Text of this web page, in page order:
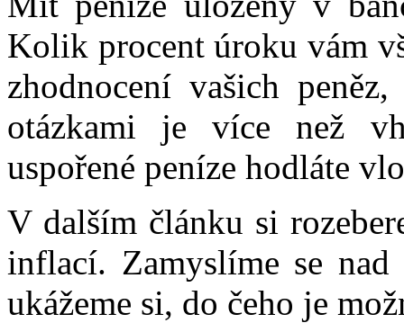
Kolik procent úroku vám
zhodnocení vašich
otázkami je více než
uspořené peníze hodláte
V dalším článku si
inflací. Zamyslíme se
ukážeme si, do čeho je